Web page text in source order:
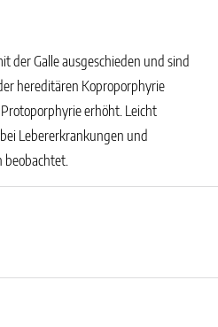
der Galle ausgeschieden und sind
hereditären Koproporphyrie
erhöht. Leicht
Lebererkrankungen und
beobachtet.